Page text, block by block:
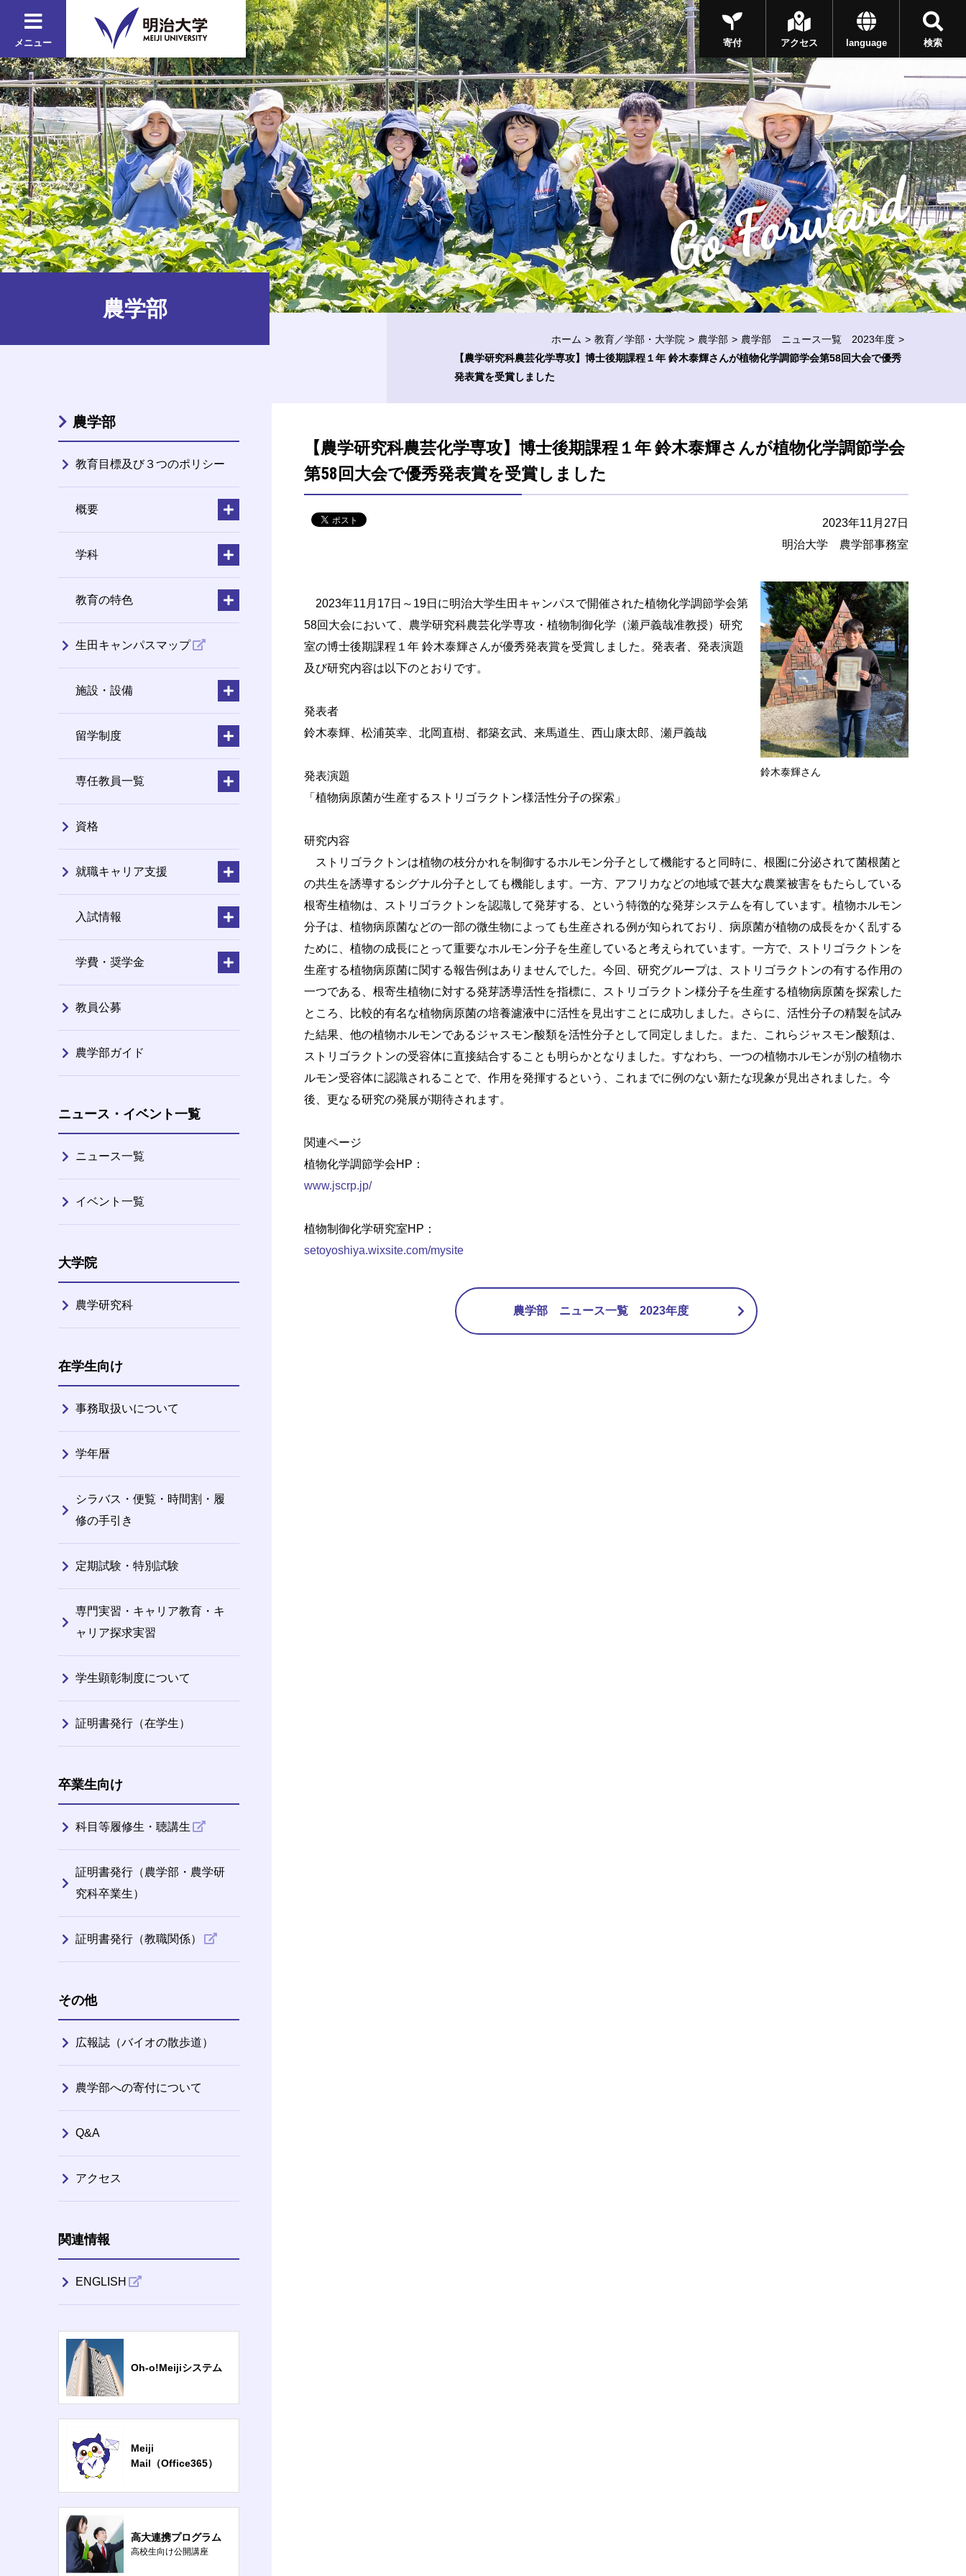
メニュー 検索
language
アクセス
寄付
Go Forward
農学部
ホーム 教育／学部・大学院 農学部
農学部 ニュース一覧 2023年度
【農学研究科農芸化学専攻】博士後期課程１年 鈴木泰輝さんが植物化学調節学会第58回大会で優秀
発表賞を受賞しました
【農学研究科農芸化学専攻】博士後期課程１年 鈴木泰輝さんが植物化学調節学会
第58回大会で優秀発表賞を受賞しました
2023年11月27日
明治大学 農学部事務室
鈴木泰輝さん
2023年11月17日～19日に明治大学生田キャンパスで開催された植物化学調節学会第
58回大会において、農学研究科農芸化学専攻・植物制御化学（瀬戸義哉准教授）研究
室の博士後期課程１年 鈴木泰輝さんが優秀発表賞を受賞しました。発表者、発表演題
及び研究内容は以下のとおりです。
発表者
鈴木泰輝、松浦英幸、北岡直樹、都築玄武、来馬道生、西山康太郎、瀬戸義哉
発表演題
「植物病原菌が生産するストリゴラクトン様活性分子の探索」
研究内容
ストリゴラクトンは植物の枝分かれを制御するホルモン分子として機能すると同時に、根圏に分泌されて菌根菌と
の共生を誘導するシグナル分子としても機能します。一方、アフリカなどの地域で甚大な農業被害をもたらしている
根寄生植物は、ストリゴラクトンを認識して発芽する、という特徴的な発芽システムを有しています。植物ホルモン
分子は、植物病原菌などの一部の微生物によっても生産される例が知られており、病原菌が植物の成長をかく乱する
ために、植物の成長にとって重要なホルモン分子を生産していると考えられています。一方で、ストリゴラクトンを
生産する植物病原菌に関する報告例はありませんでした。今回、研究グループは、ストリゴラクトンの有する作用の
一つである、根寄生植物に対する発芽誘導活性を指標に、ストリゴラクトン様分子を生産する植物病原菌を探索した
ところ、比較的有名な植物病原菌の培養濾液中に活性を見出すことに成功しました。さらに、活性分子の精製を試み
た結果、他の植物ホルモンであるジャスモン酸類を活性分子として同定しました。また、これらジャスモン酸類は、
ストリゴラクトンの受容体に直接結合することも明らかとなりました。すなわち、一つの植物ホルモンが別の植物ホ
ルモン受容体に認識されることで、作用を発揮するという、これまでに例のない新たな現象が見出されました。今
後、更なる研究の発展が期待されます。
関連ページ
植物化学調節学会HP：
www.jscrp.jp/
植物制御化学研究室HP：
setoyoshiya.wixsite.com/mysite
農学部 ニュース一覧 2023年度
農学部
教育目標及び３つのポリシー
概要
学科
教育の特色
生田キャンパスマップ
施設・設備
留学制度
専任教員一覧
資格
就職キャリア支援
入試情報
学費・奨学金
教員公募
農学部ガイド
ニュース・イベント一覧
ニュース一覧
イベント一覧
大学院
農学研究科
在学生向け
事務取扱いについて
学年暦
シラバス・便覧・時間割・履
修の手引き
定期試験・特別試験
専門実習・キャリア教育・キ
ャリア探求実習
学生顕彰制度について
証明書発行（在学生）
卒業生向け
科目等履修生・聴講生
証明書発行（農学部・農学研
究科卒業生）
証明書発行（教職関係）
その他
広報誌（バイオの散歩道）
農学部への寄付について
Q&A
アクセス
関連情報
ENGLISH
Oh-o!Meijiシステム
Meiji
Mail（Office365）
高大連携プログラム
高校生向け公開講座